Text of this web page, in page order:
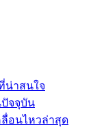
น่าสนใจ
ปัจจุบัน
ลื่อนไหวล่าสุด